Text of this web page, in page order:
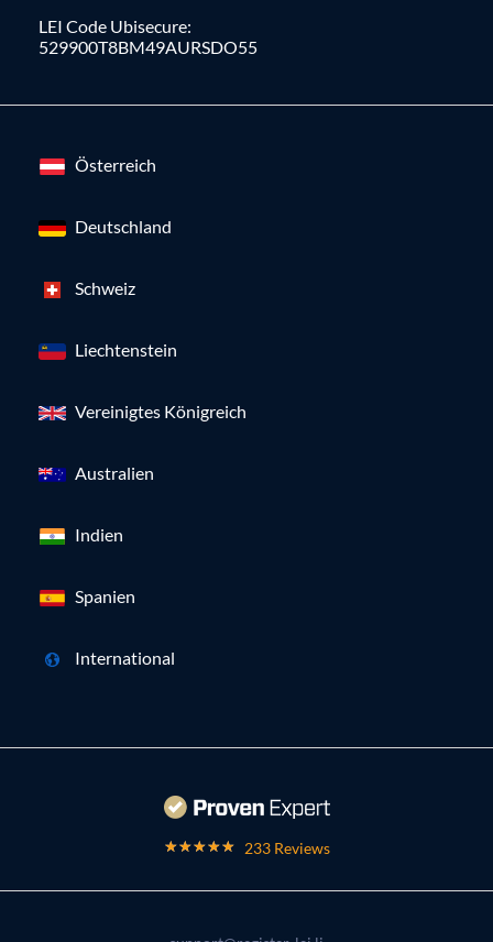
LEI Code Ubisecure:
529900T8BM49AURSDO55
Österreich
Deutschland
Schweiz
Liechtenstein
Vereinigtes Königreich
Australien
Indien
Spanien
International
233 Reviews